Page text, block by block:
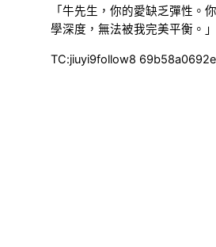
「牛先生，你的愛缺乏彈性。
學深度，無法被我完美平衡。」
TC:jiuyi9follow8